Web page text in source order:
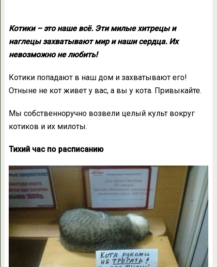
Котики – это наше всё. Эти милые хитрецы и
наглецы захватывают мир и наши сердца. Их
невозможно не любить!
Котики попадают в наш дом и захватывают его!
Отныне не кот живет у вас, а вы у кота. Привыкайте.
Мы собственноручно возвели целый культ вокруг
котиков и их милоты.
Тихий час по расписанию